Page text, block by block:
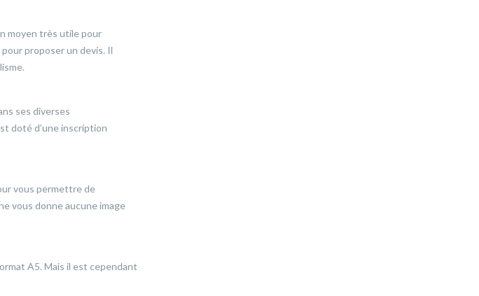
moyen très utile pour
proposer un devis. Il
ses diverses
doté d’une inscription
vous permettre de
vous donne aucune image
A5. Mais il est cependant